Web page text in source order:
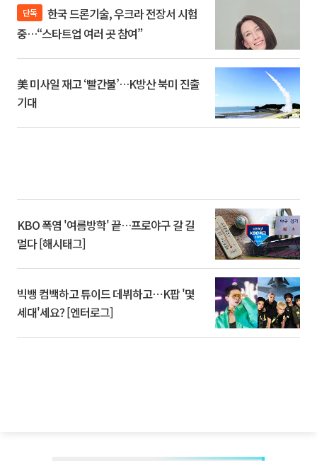
단독
중…“스타트업 여러 곳 참여”
美 미사일 재고 ‘빨간불’…K방산 북미 진출
기대
KBO 폭염 '여름방학' 끝…프로야구 갈 길
멀다 [해시태그]
빅뱅 컴백하고 튜이드 데뷔하고⋯K팝 '몇
세대'세요? [엔터로그]